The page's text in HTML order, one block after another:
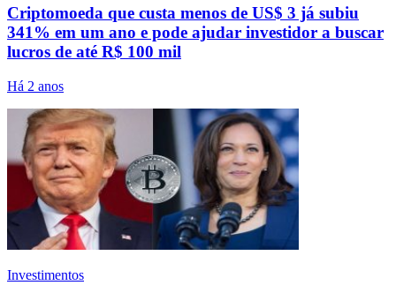
Criptomoeda que custa menos de US$ 3 já subiu
341% em um ano e pode ajudar investidor a buscar
lucros de até R$ 100 mil
Há 2 anos
Investimentos